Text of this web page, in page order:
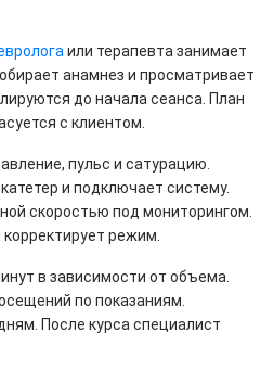
или терапевта занимает
анамнез и просматривает
до начала сеанса. План
с клиентом.
пульс и сатурацию.
и подключает систему.
скоростью под мониторингом.
режим.
в зависимости от объема.
по показаниям.
После курса специалист